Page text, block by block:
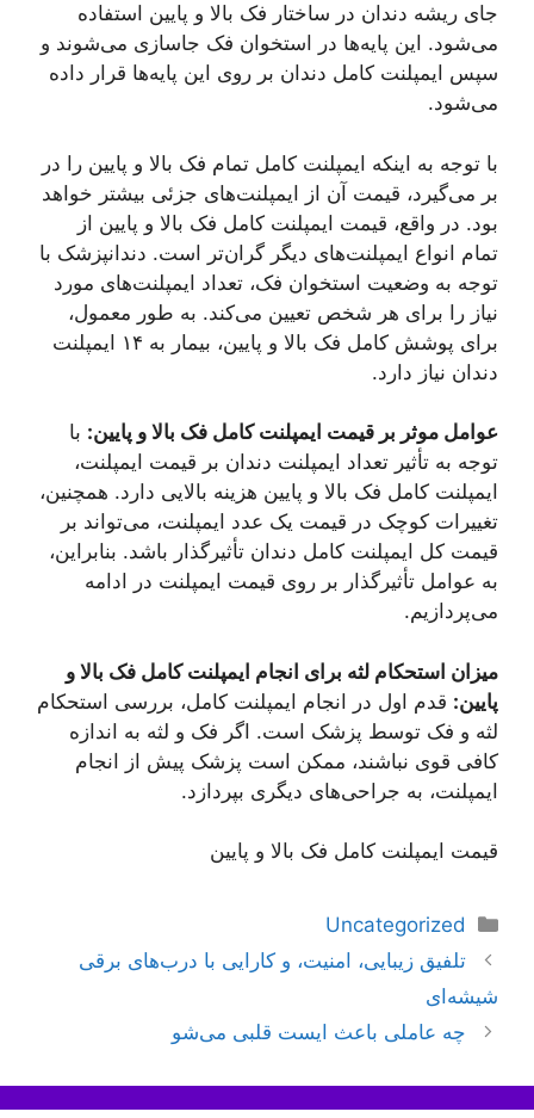
جای ریشه دندان در ساختار فک بالا و پایین استفاده
می‌شود. این پایه‌ها در استخوان فک جاسازی می‌شوند و
سپس ایمپلنت کامل دندان بر روی این پایه‌ها قرار داده
می‌شود.
با توجه به اینکه ایمپلنت کامل تمام فک بالا و پایین را در
بر می‌گیرد، قیمت آن از ایمپلنت‌های جزئی بیشتر خواهد
بود. در واقع، قیمت ایمپلنت کامل فک بالا و پایین از
تمام انواع ایمپلنت‌های دیگر گران‌تر است. دندانپزشک با
توجه به وضعیت استخوان فک، تعداد ایمپلنت‌های مورد
نیاز را برای هر شخص تعیین می‌کند. به طور معمول،
برای پوشش کامل فک بالا و پایین، بیمار به ۱۴ ایمپلنت
دندان نیاز دارد.
عوامل موثر بر قیمت ایمپلنت کامل فک بالا و پایین: با
توجه به تأثیر تعداد ایمپلنت دندان بر قیمت ایمپلنت،
ایمپلنت کامل فک بالا و پایین هزینه بالایی دارد. همچنین،
تغییرات کوچک در قیمت یک عدد ایمپلنت، می‌تواند بر
قیمت کل ایمپلنت کامل دندان تأثیرگذار باشد. بنابراین،
به عوامل تأثیرگذار بر روی قیمت ایمپلنت در ادامه
می‌پردازیم.
میزان استحکام لثه برای انجام ایمپلنت کامل فک بالا و
پایین: قدم اول در انجام ایمپلنت کامل، بررسی استحکام
لثه و فک توسط پزشک است. اگر فک و لثه به اندازه
کافی قوی نباشند، ممکن است پزشک پیش از انجام
ایمپلنت، به جراحی‌های دیگری بپردازد.
قیمت ایمپلنت کامل فک بالا و پایین
دسته‌ها
Uncategorized
ناوبری
نوشته‌ها
تلفیق زیبایی، امنیت، و کارایی با درب‌های برقی
شیشه‌ای
چه عاملی باعث ایست قلبی می‌شو